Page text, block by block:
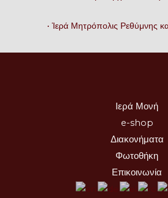
• Ἱερά Μητρόπολις Ρεθύμνης
Ιερά Μονή
e-shop
Διακονήματα
Φωτοθήκη
Επικοινωνία